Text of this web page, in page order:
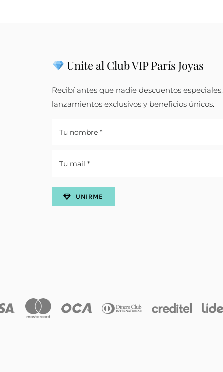
Unite al Club VIP París Joyas
Recibí antes que nadie descuentos especiales,
lanzamientos exclusivos y beneficios únicos.
UNIRME